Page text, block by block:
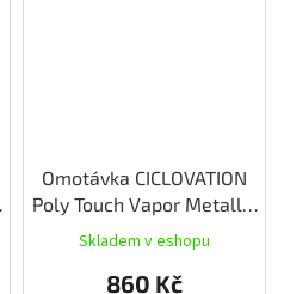
Omotávka CICLOVATION
Poly Touch Vapor Metallic
Gem Black
Skladem v eshopu
860 Kč